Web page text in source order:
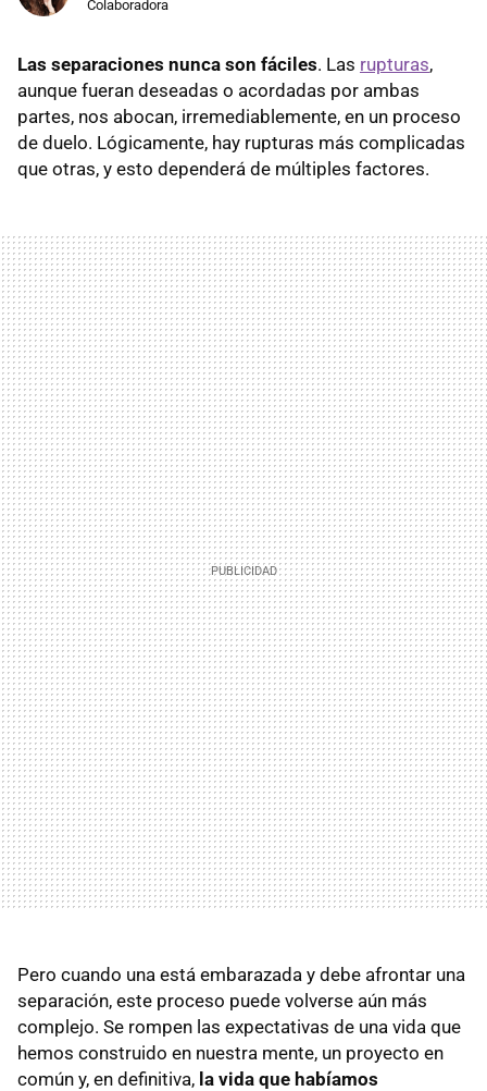
Colaboradora
Las separaciones nunca son fáciles. Las rupturas,
aunque fueran deseadas o acordadas por ambas
partes, nos abocan, irremediablemente, en un proceso
de duelo. Lógicamente, hay rupturas más complicadas
que otras, y esto dependerá de múltiples factores.
Pero cuando una está embarazada y debe afrontar una
separación, este proceso puede volverse aún más
complejo. Se rompen las expectativas de una vida que
hemos construido en nuestra mente, un proyecto en
común y, en definitiva, la vida que habíamos